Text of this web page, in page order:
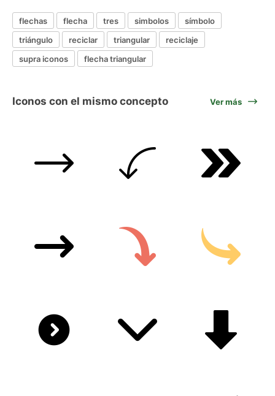
flechas flecha tres simbolos
símbolo
triángulo
reciclar triangular
reciclaje
supra iconos
flecha triangular
Iconos con el mismo concepto Ver más